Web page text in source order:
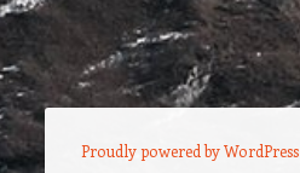
Proudly powered by WordPress